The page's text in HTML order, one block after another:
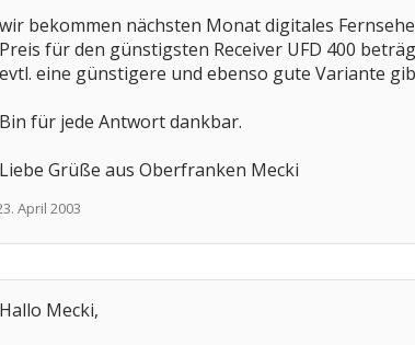
wir bekommen nächsten Monat digitales
Preis für den günstigsten Receiver UFD 400
evtl. eine günstigere und ebenso gute Variante
Bin für jede Antwort dankbar.
Liebe Grüße aus Oberfranken Mecki
April 2003
Hallo Mecki,